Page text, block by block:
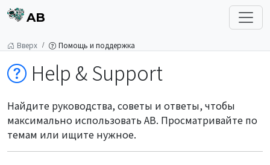
AB
Вверх Помощь и поддержка
Help & Support
Найдите руководства, советы и ответы, чтобы
максимально использовать AB. Просматривайте по
темам или ищите нужное.